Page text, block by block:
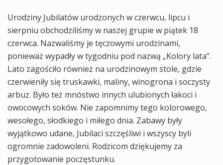
Urodziny Jubilatów urodzonych w czerwcu, lipcu i
sierpniu obchodziliśmy w naszej grupie w piątek 18
czerwca. Nazwaliśmy je tęczowymi urodzinami,
ponieważ wypadły w tygodniu pod nazwą „Kolory lata”.
Lato zagościło również na urodzinowym stole, gdzie
czerwieniły się truskawki, maliny, winogrona i soczysty
arbuz. Było też mnóstwo innych ulubionych łakoci i
owocowych soków. Nie zapomnimy tego kolorowego,
wesołego, słodkiego i miłego dnia. Zabawy były
wyjątkowo udane, Jubilaci szczęśliwi i wszyscy byli
ogromnie zadowoleni. Rodzicom dziękujemy za
przygotowanie poczęstunku.